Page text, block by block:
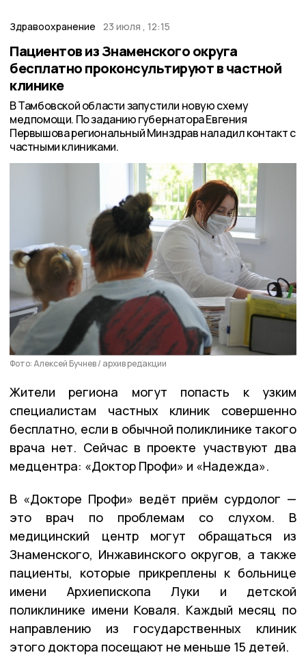
Здравоохранение 23 июля , 12:15
Пациентов из Знаменского округа
бесплатно проконсультируют в частной
клинике
В Тамбовской области запустили новую схему
медпомощи. По заданию губернатора Евгения
Первышова региональный Минздрав наладил контакт с
частными клиниками.
Фото: Алексей Бучнев / архив редакции
Жители региона могут попасть к узким
специалистам частных клиник совершенно
бесплатно, если в обычной поликлинике такого
врача нет. Сейчас в проекте участвуют два
медцентра: «Доктор Профи» и «Надежда».
В «Докторе Профи» ведёт приём сурдолог —
это врач по проблемам со слухом. В
медицинский центр могут обращаться из
Знаменского, Инжавинского округов, а также
пациенты, которые прикреплены к больнице
имени Архиепископа Луки и детской
поликлинике имени Коваля. Каждый месяц по
направлению из государственных клиник
этого доктора посещают не меньше 15 детей.